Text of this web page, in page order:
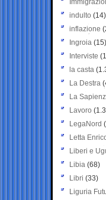
indulto (14)
inflazione
Ingroia (15)
Interviste
la casta
La Destra
La
Lavoro
LegaNord
Letta
Liberi e
Libia (68)
Libri (33)
Liguria